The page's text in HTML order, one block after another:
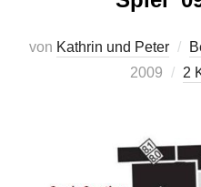
von Kathrin und Peter
2009
2